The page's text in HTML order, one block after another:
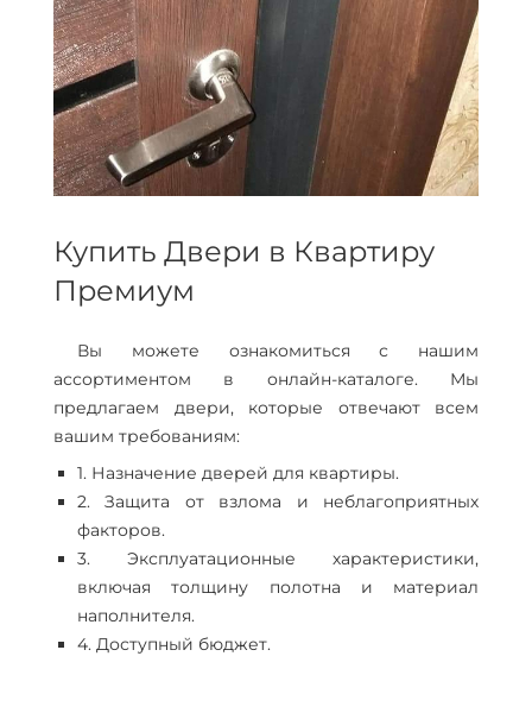
Купить Двери в Квартиру
Премиум
Вы можете ознакомиться с нашим
ассортиментом в онлайн-каталоге. Мы
предлагаем двери, которые отвечают всем
вашим требованиям:
1. Назначение дверей для квартиры.
2. Защита от взлома и неблагоприятных
факторов.
3. Эксплуатационные характеристики,
включая толщину полотна и материал
наполнителя.
4. Доступный бюджет.